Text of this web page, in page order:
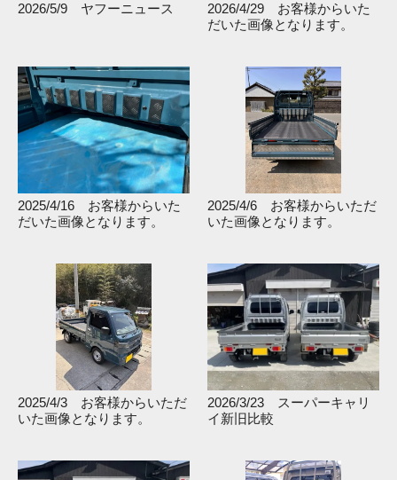
2026/5/9 ヤフーニュース
2026/4/29 お客様からいた
だいた画像となります。
2025/4/16 お客様からいた
だいた画像となります。
2025/4/6 お客様からいただ
いた画像となります。
2025/4/3 お客様からいただ
いた画像となります。
2026/3/23 スーパーキャリ
イ新旧比較